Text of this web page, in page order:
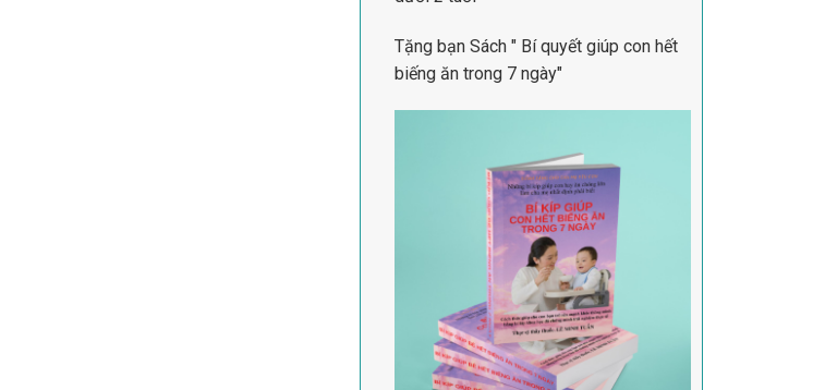
Tặng bạn Sách " Bí quyết giúp con hết
biếng ăn trong 7 ngày"